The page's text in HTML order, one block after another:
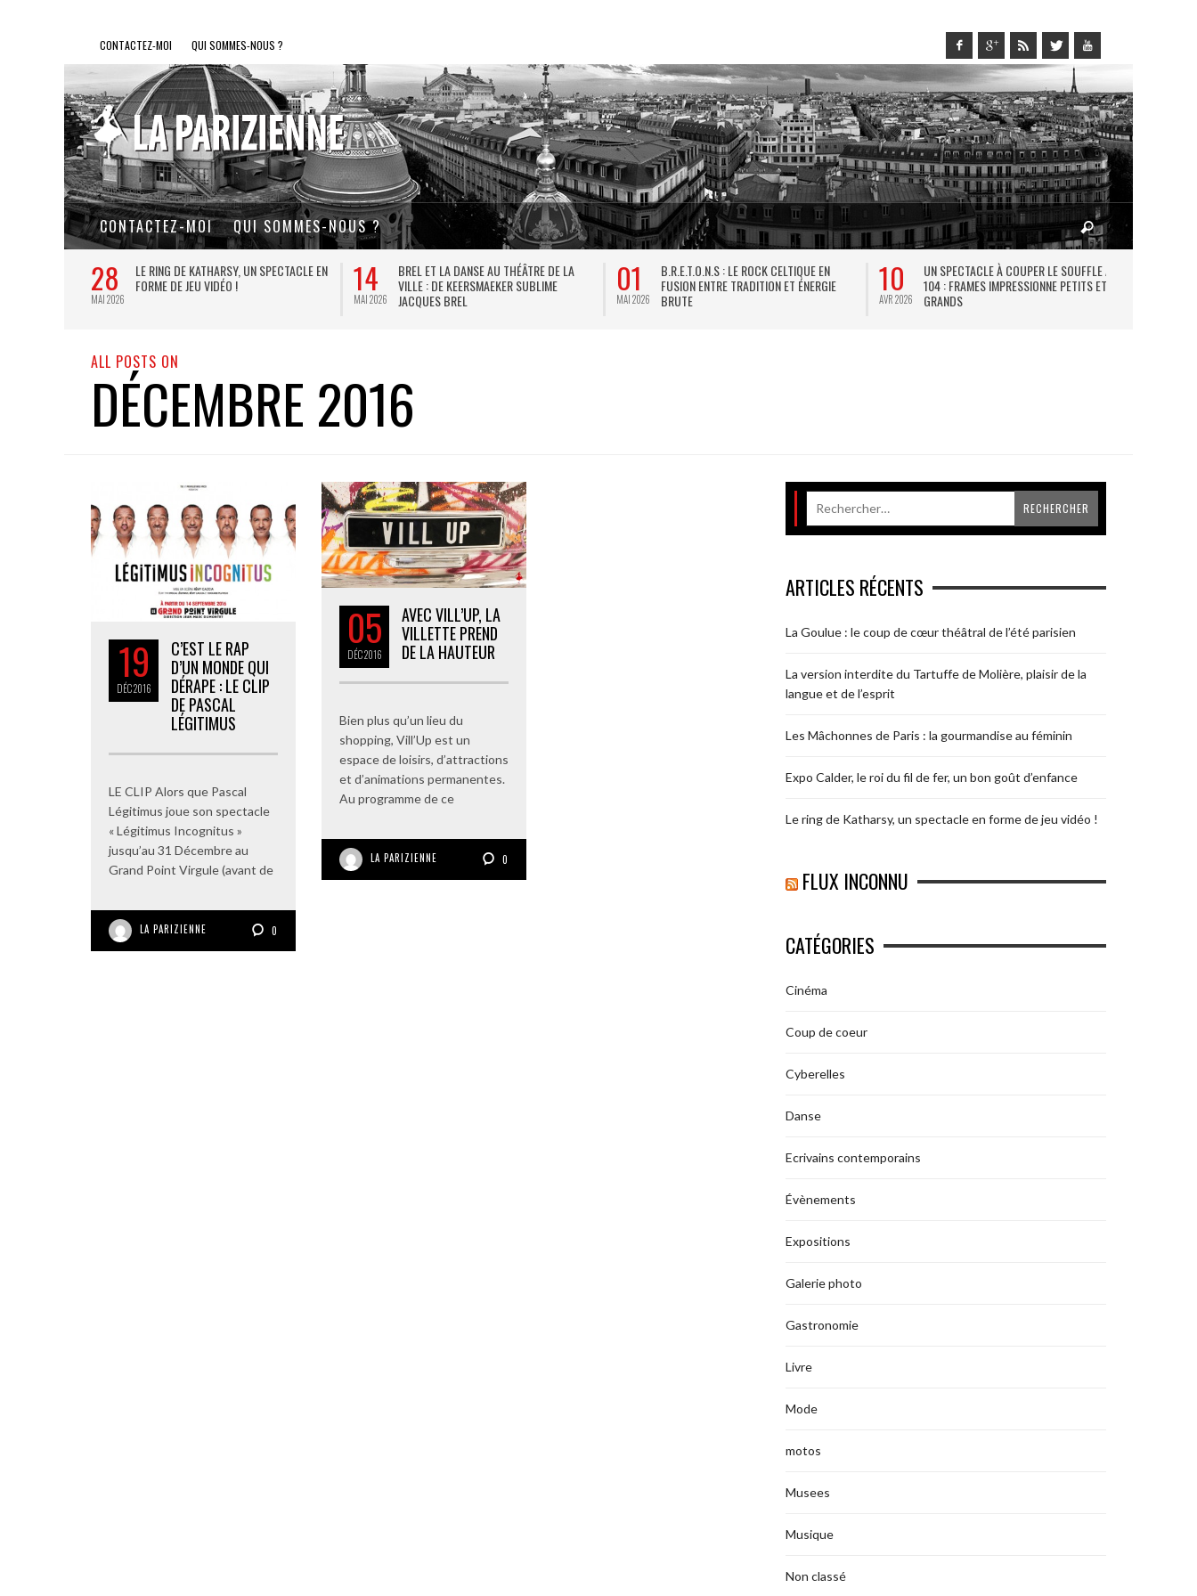
CONTACTEZ-MOI QUI SOMMES-NOUS ?
CONTACTEZ-MOI QUI SOMMES-NOUS ?
28
MAI 2026
LE RING DE KATHARSY, UN SPECTACLE EN
FORME DE JEU VIDÉO !
14
MAI 2026
BREL ET LA DANSE AU THÉÂTRE DE LA
VILLE : DE KEERSMAEKER SUBLIME
JACQUES BREL
01
MAI 2026
B.R.E.T.O.N.S : LE ROCK CELTIQUE EN
FUSION ENTRE TRADITION ET ÉNERGIE
BRUTE
10
AVR 2026
UN SPECTACLE À COUPER LE SOUFFLE AU
104 : FRAMES IMPRESSIONNE PETITS ET
GRANDS
ALL POSTS ON
DÉCEMBRE 2016
19
DÉC2016
C’EST LE RAP
D’UN MONDE QUI
DÉRAPE : LE CLIP
DE PASCAL
LÉGITIMUS
LE CLIP Alors que Pascal
Légitimus joue son spectacle
« Légitimus Incognitus »
jusqu’au 31 Décembre au
Grand Point Virgule (avant de
LA PARIZIENNE 0
05
DÉC2016
AVEC VILL’UP, LA
VILLETTE PREND
DE LA HAUTEUR
Bien plus qu’un lieu du
shopping, Vill’Up est un
espace de loisirs, d’attractions
et d’animations permanentes.
Au programme de ce
LA PARIZIENNE 0
ARTICLES RÉCENTS
La Goulue : le coup de cœur théâtral de l’été parisien
La version interdite du Tartuffe de Molière, plaisir de la
langue et de l’esprit
Les Mâchonnes de Paris : la gourmandise au féminin
Expo Calder, le roi du fil de fer, un bon goût d’enfance
Le ring de Katharsy, un spectacle en forme de jeu vidéo !
FLUX INCONNU
CATÉGORIES
Cinéma
Coup de coeur
Cyberelles
Danse
Ecrivains contemporains
Évènements
Expositions
Galerie photo
Gastronomie
Livre
Mode
motos
Musees
Musique
Non classé